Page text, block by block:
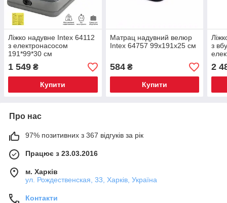
Ліжко надувне Intex 64112
з електронасосом
191*99*30 см
1 549 ₴
Купити
Матрац надувний велюр
Intex 64757 99х191х25 см
584₴
Купити
з
2
Про нас
97% позитивних з 367 відгуків за рік
Працює з 23.03.2016
м. Харків
ул. Рождественская, 33, Харків, Україна
Контакти